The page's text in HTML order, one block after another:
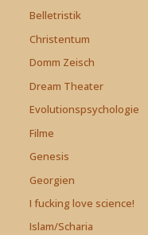
Belletristik
Christentum
Domm Zeisch
Dream Theater
Evolutionspsychologie
Filme
Genesis
Georgien
I fucking love science!
Islam/Scharia